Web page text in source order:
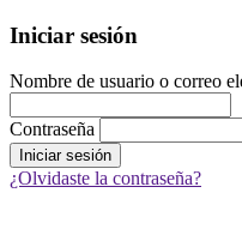
Iniciar sesión
Nombre de usuario o correo
Contraseña
¿Olvidaste la contraseña?